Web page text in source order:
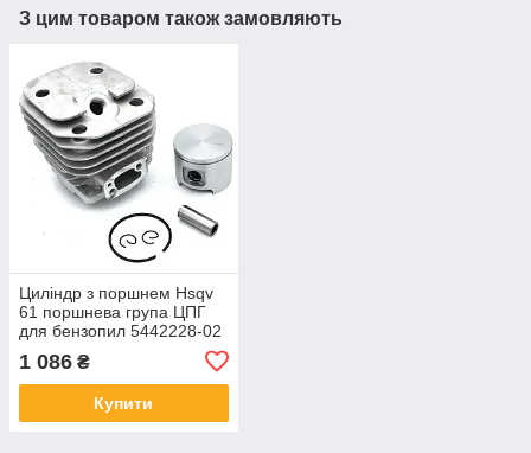
З цим товаром також замовляють
Циліндр з поршнем Hsqv
61 поршнева група ЦПГ
для бензопил 5442228-02
1 086 ₴
Купити